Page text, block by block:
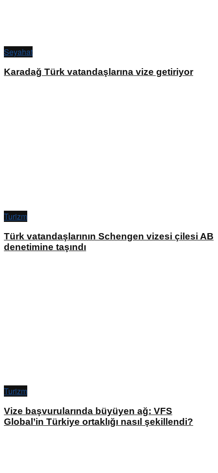
Seyahat
Karadağ Türk vatandaşlarına vize getiriyor
Turizm
Türk vatandaşlarının Schengen vizesi çilesi AB
denetimine taşındı
Turizm
Vize başvurularında büyüyen ağ: VFS
Global’in Türkiye ortaklığı nasıl şekillendi?